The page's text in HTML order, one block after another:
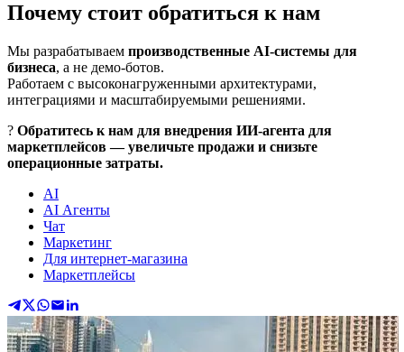
Почему стоит обратиться к нам
Мы разрабатываем производственные AI-системы для
бизнеса, а не демо-ботов.
Работаем с высоконагруженными архитектурами,
интеграциями и масштабируемыми решениями.
? Обратитесь к нам для внедрения ИИ-агента для
маркетплейсов — увеличьте продажи и снизьте
операционные затраты.
AI
AI Агенты
Чат
Маркетинг
Для интернет-магазина
Маркетплейсы